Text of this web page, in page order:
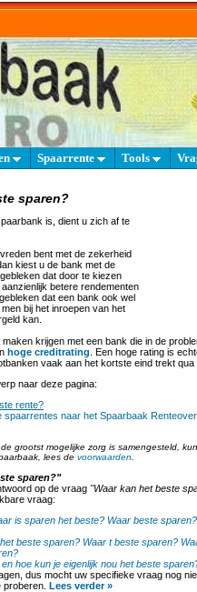
Spaarrente Tools
sparen?
is, dient u zich af te
bent met de zekerheid
kiest u de bank met de
gebleken dat door te kiezen
betere rendementen
dat een bank ook wel
bij het inroepen van het
kan.
krijgen met een bank die in de
hoge creditrating . Een hoge rating is
vaak aan het kortste eind trekt qua
naar deze pagina:
rente?
naar het Spaarbaak
grootst mogelijke zorg is samengesteld,
lees de voorwaarden
sparen?"
op de vraag "Waar kan het beste
vraag:
is sparen het beste? Waar beste sparen?
beste sparen? Waar t beste sparen?
hoe kun je eigenlijk nou het beste
dus mocht uw specifieke vraag nog
Lees verder »